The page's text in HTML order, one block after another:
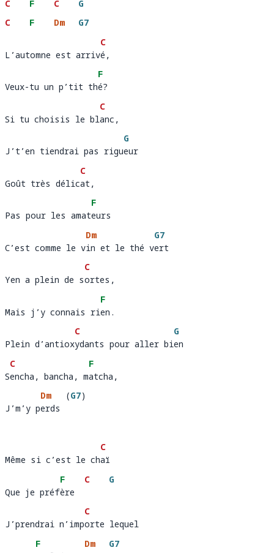
C F C
G
C
F Dm G7
L’automne est arriv
C
é,
L’automne est arrivé,
Veux-tu un p’tit th
F
é
Veux-tu un p’tit thé?
Si tu choisis le bl
C
anc,
Si tu choisis le blanc,
J’t’en tiendrai pas rigu
G
e
J’t’en tiendrai pas rigueur
Goût très délic
C
at,
Goût très délicat,
Pas pour les amat
F
e
Pas pour les amateurs
C’est comme le v
Dm
in et le thé v
G7
er
C’est comme le vin et le thé vert
Yen a plein de s
C
ortes
Yen a plein de sortes,
Mais j’y connais ri
F
e
Mais j’y connais rien.
Plein d’antiox
C
ydants pour aller bi
G
e
Plein d’antioxydants pour aller bien
S
C
encha, bancha, m
F
atc
Sencha, bancha, matcha,
J’m’y p
Dm
erds
(G7)
J’m’y perds
Même si c’est le ch
C
aï
Même si c’est le chaï
Que je préf
F
ère
C
G
Que je préfère
J’prendrai n’imp
C
orte lequel
J’prendrai n’importe lequel
F
Dm
G7